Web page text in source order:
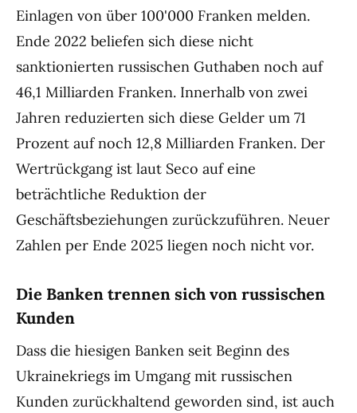
Einlagen von über 100'000 Franken melden.
Ende 2022 beliefen sich diese nicht
sanktionierten russischen Guthaben noch auf
46,1 Milliarden Franken. Innerhalb von zwei
Jahren reduzierten sich diese Gelder um 71
Prozent auf noch 12,8 Milliarden Franken. Der
Wertrückgang ist laut Seco auf eine
beträchtliche Reduktion der
Geschäftsbeziehungen zurückzuführen. Neuer
Zahlen per Ende 2025 liegen noch nicht vor.
Die Banken trennen sich von russischen
Kunden
Dass die hiesigen Banken seit Beginn des
Ukrainekriegs im Umgang mit russischen
Kunden zurückhaltend geworden sind, ist auch